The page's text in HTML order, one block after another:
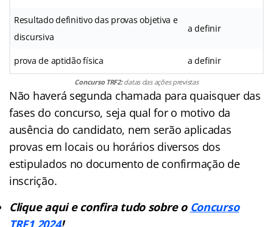
Resultado definitivo das provas objetiva e
discursiva
a definir
prova de aptidão física a definir
Concurso TRF2:datas das ações previstas
Não haverá segunda chamada para quaisquer das
fases do concurso, seja qual for o motivo da
ausência do candidato, nem serão aplicadas
provas em locais ou horários diversos dos
estipulados no documento de confirmação de
inscrição.
Clique aqui e confira tudo sobre o Concurso
TRF1 2024!